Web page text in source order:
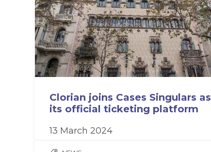
Clorian joins Cases Singulars as
its official ticketing platform
13 March 2024